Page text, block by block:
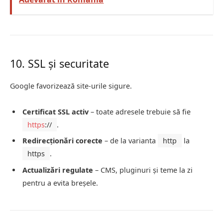
10. SSL și securitate
Google favorizează site-urile sigure.
Certificat SSL activ – toate adresele trebuie să fie
https:// .
Redirecționări corecte – de la varianta http
la
https .
Actualizări regulate – CMS, pluginuri și teme la zi
pentru a evita breșele.